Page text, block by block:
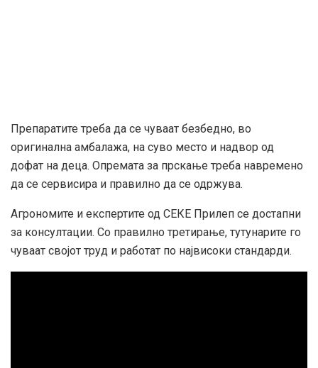
Препаратите треба да се чуваат безбедно, во
оригинална амбалажа, на суво место и надвор од
дофат на деца. Опремата за прскање треба навремено
да се сервисира и правилно да се одржува.
Агрономите и експертите од СЕКЕ Прилеп се достапни
за консултации. Со правилно третирање, тутунарите го
чуваат својот труд и работат по највисоки стандарди.